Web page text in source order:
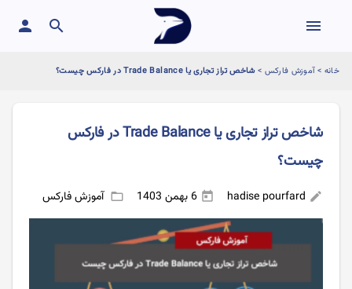
menu
search
person
خانه >آموزش فارکس >شاخص تراز تجاری یا Trade Balance در فارکس چیست؟
شاخص تراز تجاری یا Trade Balance در فارکس
چیست؟
edit
today
folder_open آموزش فارکس